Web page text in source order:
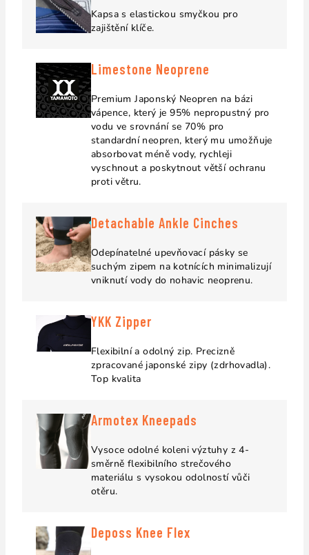
Kapsa s elastickou smyčkou pro
zajištění klíče.
Limestone Neoprene
Premium Japonský Neopren na bázi
vápence, který je 95% nepropustný pro
vodu ve srovnání se 70% pro
standardní neopren, který mu umožňuje
absorbovat méně vody, rychleji
vyschnout a poskytnout větší ochranu
proti větru.
Detachable Ankle Cinches
Odepínatelné upevňovací pásky se
suchým zipem na kotnících minimalizují
vniknutí vody do nohavic neoprenu.
YKK Zipper
Flexibilní a odolný zip. Precizně
zpracované japonské zipy (zdrhovadla).
Top kvalita
Armotex Kneepads
Vysoce odolné koleni výztuhy z 4-
směrně flexibilního strečového
materiálu s vysokou odolností vůči
otěru.
Deposs Knee Flex